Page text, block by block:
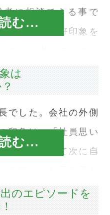
に相談できる事で
が良い所も好印象を
、それを実行するこ
も、うちの魅力であ
む...
は
でした。会社の外側
印象は、「社員思い
した。そして次に自
た。それゆえ、入社
ったです。
む...
のエピソードを